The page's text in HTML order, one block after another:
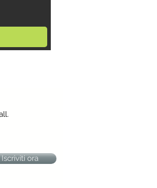
Iscriviti ora